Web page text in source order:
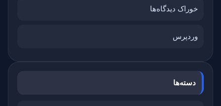
خوراک دیدگاه‌ها
وردپرس
دسته‌ها